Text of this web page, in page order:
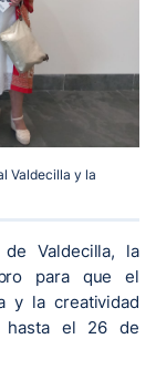
Valdecilla y la
de Valdecilla, la
para que el
y la creatividad
hasta el 26 de